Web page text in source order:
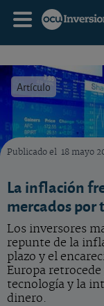
Artículo
Últimas noticias sobre
Publicado el 18 mayo
La inflación
mercados por
Los inversores
repunte de la
plazo y el
Europa
tecnología y la
dinero.